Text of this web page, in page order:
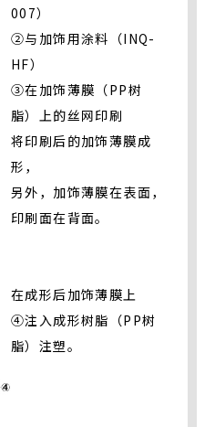
007）
②与加饰用涂料（INQ-
HF）
③在加饰薄膜（PP树
脂）上的丝网印刷
将印刷后的加饰薄膜成
形，
另外，加饰薄膜在表面，
印刷面在背面。
在成形后加饰薄膜上
④注入成形树脂（PP树
脂）注塑。